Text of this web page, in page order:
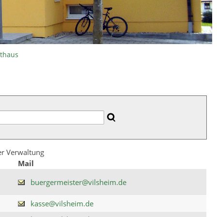
Verwaltung
Mail
buergermeister@vilsheim.de
kasse@vilsheim.de